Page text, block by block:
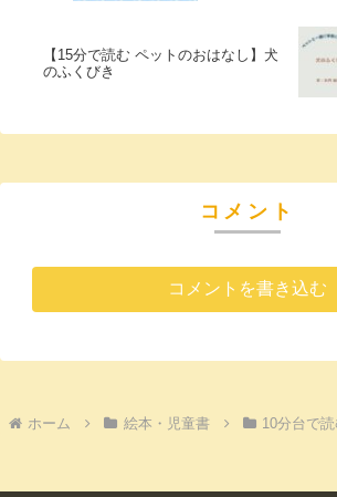
【15分で読む ペットのおはなし】犬
のふくびき
コメント
コメントを書き込む
ホーム 絵本・児童書 10分台で